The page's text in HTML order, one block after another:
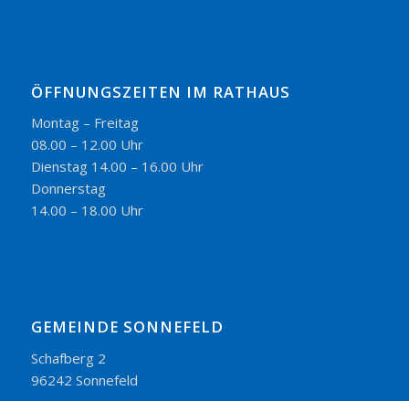
ÖFFNUNGSZEITEN IM RATHAUS
Montag – Freitag
08.00 – 12.00 Uhr
Dienstag 14.00 – 16.00 Uhr
Donnerstag
14.00 – 18.00 Uhr
GEMEINDE SONNEFELD
Schafberg 2
96242 Sonnefeld